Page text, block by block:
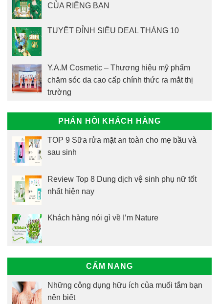
CỦA RIÊNG BẠN
TUYỆT ĐỈNH SIÊU DEAL THÁNG 10
Y.A.M Cosmetic – Thương hiệu mỹ phẩm
chăm sóc da cao cấp chính thức ra mắt thị
trường
PHẢN HỒI KHÁCH HÀNG
TOP 9 Sữa rửa mặt an toàn cho mẹ bầu và
sau sinh
Review Top 8 Dung dịch vệ sinh phụ nữ tốt
nhất hiện nay
Khách hàng nói gì về I’m Nature
CẨM NANG
Những công dụng hữu ích của muối tắm bạn
nên biết